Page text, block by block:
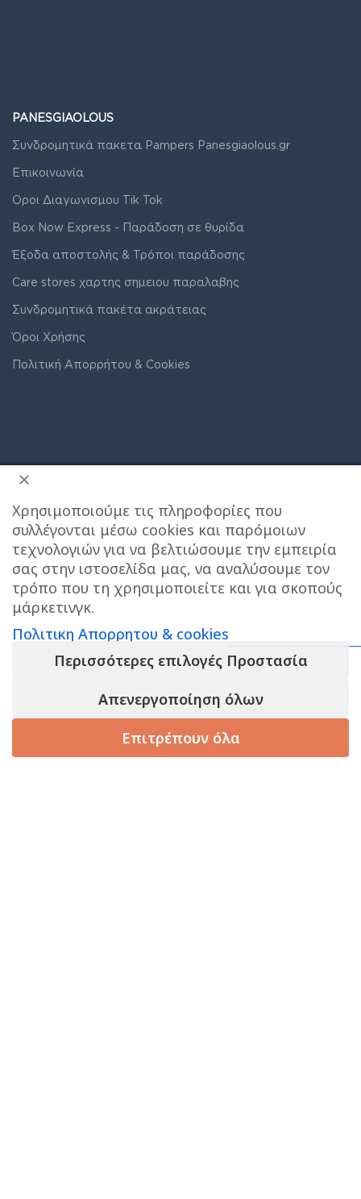
PANESGIAOLOUS
Συνδρομητικά πακετα Pampers Panesgiaolous.gr
Επικοινωνία
Οροι Διαγωνισμου Tik Tok
Box Now Express - Παράδοση σε θυρίδα
Έξοδα αποστολής & Τρόποι παράδοσης
Care stores χαρτης σημειου παραλαβης
Συνδρομητικά πακέτα ακράτειας
Όροι Χρήσης
Πολιτική Απορρήτου & Cookies
ΔΙΕΥΘΥΝΣΗ ΚΑΤΑΣΤΗΜΑΤΟΣ
Care stores Χολαργού: 17ης Νοεμβρίου 20, Χολαργός ,
2106514570 Χάρτης
επικοινωνίας αποθήκης : 6976890700
Τηλεφωνο εξυπηρετησης πελατων e-shop : 2106540303
Ωράριο εξυπηρέτησης : 09:00-17:00
Χρησιμοποιούμε τις πληροφορίες που
συλλέγονται μέσω cookies και παρόμοιων
τεχνολογιών για να βελτιώσουμε την εμπειρία
σας στην ιστοσελίδα μας, να αναλύσουμε τον
τρόπο που τη χρησιμοποιείτε και για σκοπούς
μάρκετινγκ.
Πολιτικη Απορρητου & cookies
Περισσότερες επιλογές Προστασία
Απενεργοποίηση όλων
Επιτρέπουν όλα